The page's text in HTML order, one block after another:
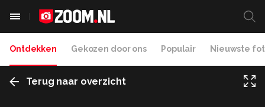
Ontdekken Gekozen door ons Populair Nieuwste
Terug naar overzicht